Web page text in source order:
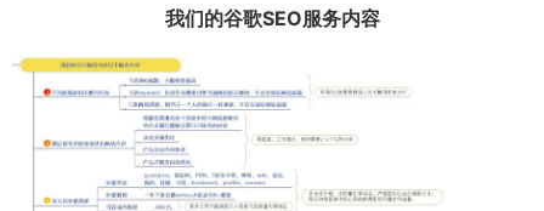
我们的谷歌SEO服务内容